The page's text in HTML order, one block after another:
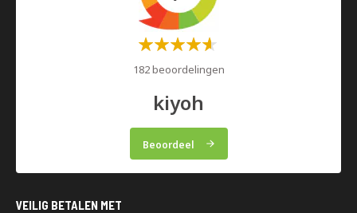
Waardering:
182 beoordelingen
kiyoh
Beoordeel
VEILIG BETALEN MET